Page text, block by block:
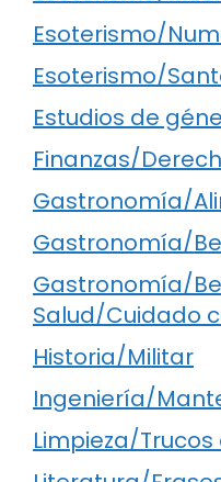
Esoterismo/
Esoterismo/
Estudios de
Finanzas/
Gastronomía/
Gastronomía/
Gastronomía/
Salud/Cuidado
Historia/Militar
Ingeniería/
Limpieza/